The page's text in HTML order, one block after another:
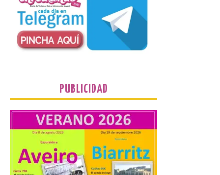
Un Bien de Interés
Cultural abandonado
desde 1949. Los
procuradores leonesistas
plantean que la Junta
contacte cuanto antes con los
La Universidad de León
distribuye folletos con la
programación del evento
del eclipse solar que
organiza con la ESA y el
Ayuntamiento
PUBLICIDAD